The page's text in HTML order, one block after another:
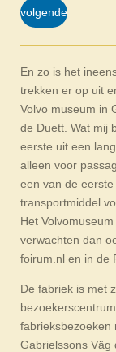
volgende
En zo is het
trekken er op uit
Volvo museum in
de Duett. Wat mij
eerste uit een
alleen voor
een van de eerste
transportmiddel
Het
verwachten dan
foirum.nl en in de
De fabriek is met
fabrieksbezoeken
Gabrielssons Väg